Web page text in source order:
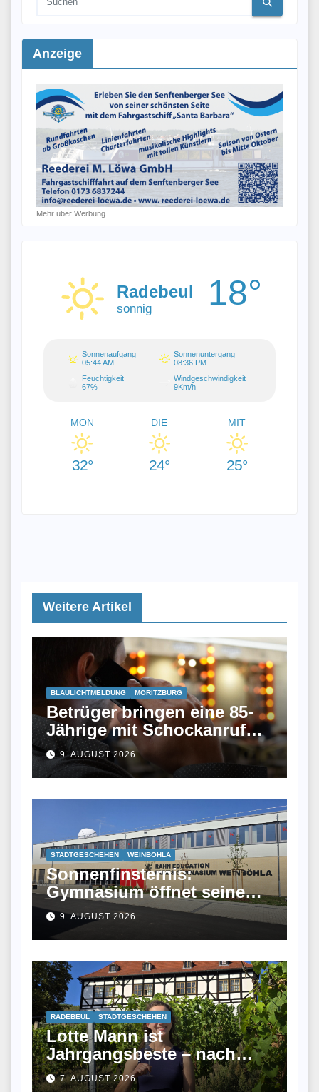
Anzeige
Mehr über Werbung
Radebeul
sonnig 18°
Sonnenaufgang
05:44 AM
Sonnenuntergang
08:36 PM
Feuchtigkeit
67%
Windgeschwindigkeit
9Km/h
MON
32°
DIE
24°
MIT
25°
Weitere Artikel
BLAULICHTMELDUNG MORITZBURG
Betrüger bringen eine 85-
Jährige mit Schockanruf
um Bargeld
9. AUGUST 2026
STADTGESCHEHEN WEINBÖHLA
Sonnenfinsternis:
Gymnasium öffnet seine
Sternwarte
9. AUGUST 2026
RADEBEUL STADTGESCHEHEN
Lotte Mann ist
Jahrgangsbeste – nach
ihrem Studium fand sie
7. AUGUST 2026